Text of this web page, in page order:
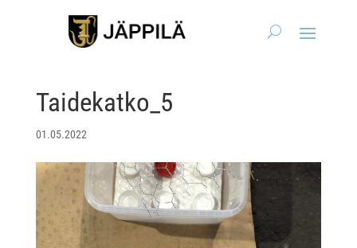
Taidekatko_5
01.05.2022